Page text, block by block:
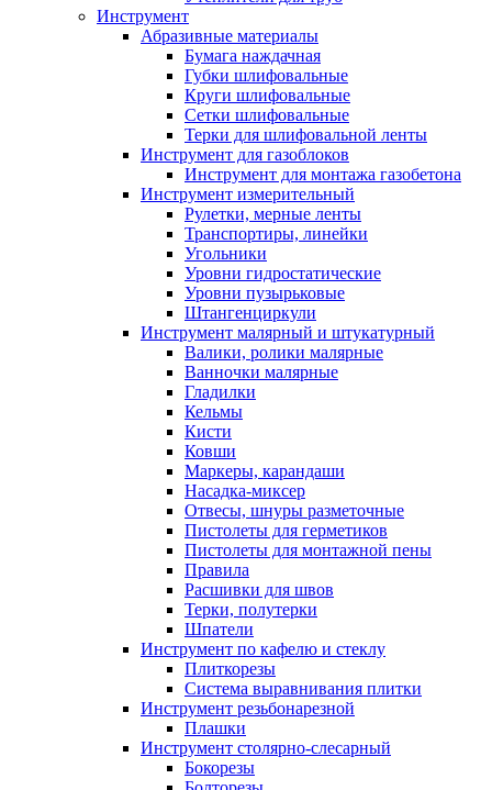
Инструмент
Абразивные материалы
Бумага наждачная
Губки шлифовальные
Круги шлифовальные
Сетки шлифовальные
Терки для шлифовальной ленты
Инструмент для газоблоков
Инструмент для монтажа газобетона
Инструмент измерительный
Рулетки, мерные ленты
Транспортиры, линейки
Угольники
Уровни гидростатические
Уровни пузырьковые
Штангенциркули
Инструмент малярный и штукатурный
Валики, ролики малярные
Ванночки малярные
Гладилки
Кельмы
Кисти
Ковши
Маркеры, карандаши
Насадка-миксер
Отвесы, шнуры разметочные
Пистолеты для герметиков
Пистолеты для монтажной пены
Правила
Расшивки для швов
Терки, полутерки
Шпатели
Инструмент по кафелю и стеклу
Плиткорезы
Система выравнивания плитки
Инструмент резьбонарезной
Плашки
Инструмент столярно-слесарный
Бокорезы